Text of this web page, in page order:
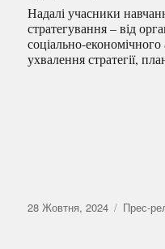
Надалі учасники
стратегування – від
соціально-
ухвалення стратегії,
Оприлюднено
28 Жовтня, 2024 Прес-